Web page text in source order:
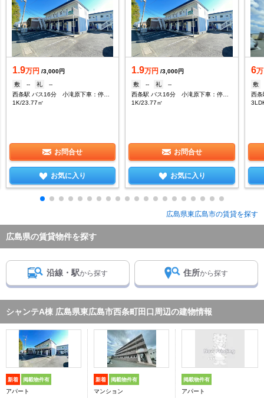
1.9万円 /3,000円
敷
-- 礼
--
西条駅 バス16分 小滝原下車：停歩5分
1K/23.77㎡
お問合せ
お気に入り
1.9万円 /3,000円
敷
-- 礼
--
1K/23.77㎡
お問合せ
お気に入り
6
敷
広島県東広島市の賃貸を探す
広島県の賃貸物件を探す
沿線・駅から探す 住所から探す
シャンテA棟 広島県東広島市西条町田口周辺の建物情報
新着 掲載物件有
アパート
新着 掲載物件有
マンション
掲載物件有
アパート